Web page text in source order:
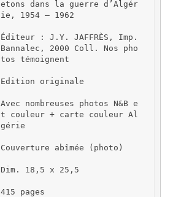
etons dans la guerre d’Algér
ie, 1954 – 1962
Éditeur : J.Y. JAFFRÈS, Imp.
Bannalec, 2000 Coll. Nos pho
tos témoignent
Edition originale
Avec nombreuses photos N&B e
t couleur + carte couleur Al
gérie
Couverture abîmée (photo)
Dim. 18,5 x 25,5
415 pages